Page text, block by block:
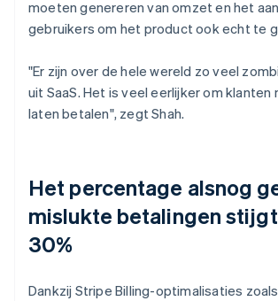
moeten genereren van omzet en het
gebruikers om het product ook echt te
"Er zijn over de hele wereld zo veel
uit SaaS. Het is veel eerlijker om klanten
laten betalen", zegt Shah.
Het percentage alsnog
mislukte betalingen
30%
Dankzij Stripe Billing-optimalisaties